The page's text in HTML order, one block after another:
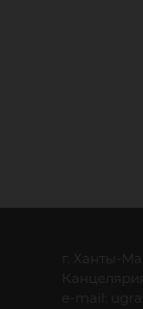
г. Ханты-
e-mail: